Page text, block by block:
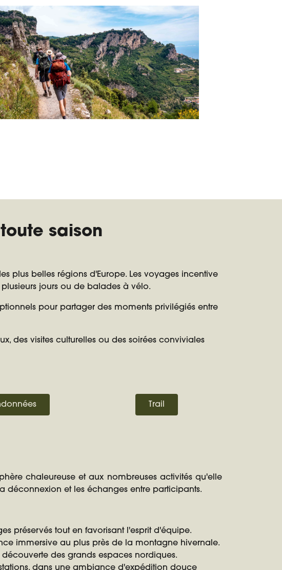
saison
plus belles régions d'Europe. Les voyages incentive
jours ou de balades à vélo.
pour partager des moments privilégiés entre
des visites culturelles ou des soirées conviviales
Trail
chaleureuse et aux nombreuses activités qu'elle
déconnexion et les échanges entre participants.
préservés tout en favorisant l'esprit d'équipe.
immersive au plus près de la montagne hivernale.
des grands espaces nordiques.
dans une ambiance d'expédition douce